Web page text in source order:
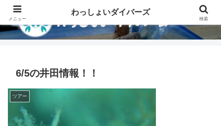
6/5の井田情報！！
ツアー
メニュー
わっしょいダイバーズ
検索